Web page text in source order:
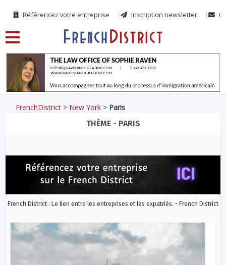
Référencez votre entreprise Inscription newsletter
FrenchDistrict > New York > Paris
THÈME - PARIS
French District : Le lien entre les entreprises et les expatriés. - French District